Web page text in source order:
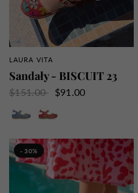
SZYBKI PRZEGLĄD
LAURA VITA
Sandały - BISCUIT 23
$151.00
$91.00
- 30%